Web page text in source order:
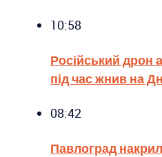
10:58
Російський дрон
під час жнив на
08:42
Павлоград